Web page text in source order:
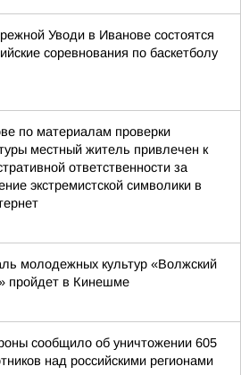
Уводи в Иванове состоятся
соревнования по баскетболу
по материалам проверки
местный житель привлечен к
ответственности за
экстремистской символики в
молодежных культур «Волжский
пройдет в Кинешме
сообщило об уничтожении 605
над российскими регионами